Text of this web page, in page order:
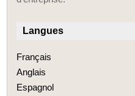
Langues
Français
Anglais
Espagnol